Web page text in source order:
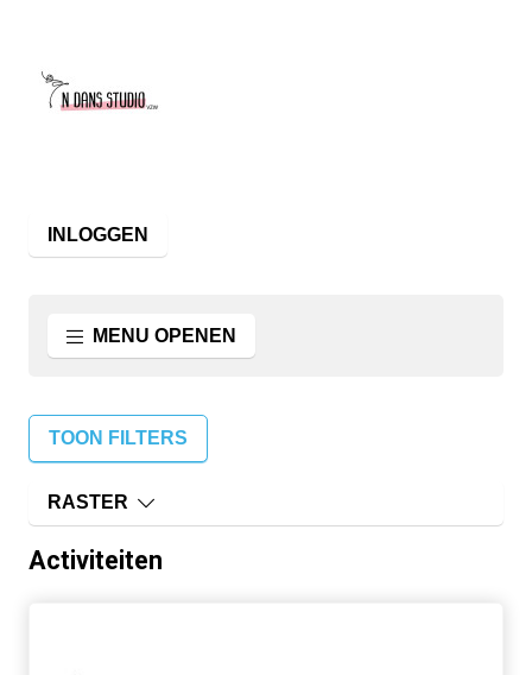
INLOGGEN
MENU OPENEN
TOON FILTERS
RASTER
Activiteiten